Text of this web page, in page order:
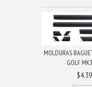
MOLDURAS
GOLF